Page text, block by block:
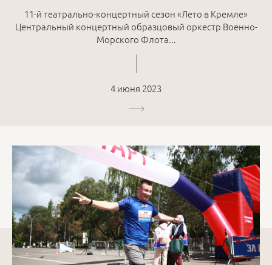
11-й театрально-концертный сезон «Лето в Кремле»
Центральный концертный образцовый оркестр Военно-
Морского Флота...
4 июня 2023